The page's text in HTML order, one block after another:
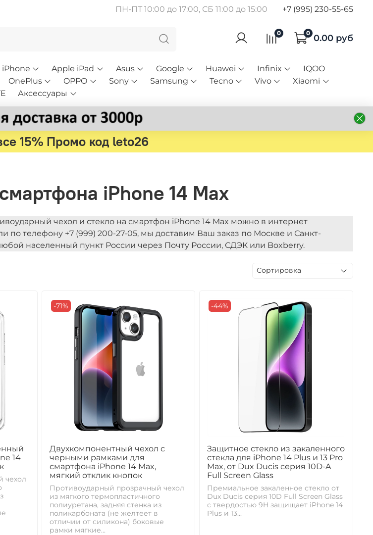
ПН-ПТ 10:00 до 17:00, СБ 11:00 до 15:00 +7 (995) 230-55-65
0 0 0.00 руб
iPhone Apple iPad Asus Google Huawei Infinix
IQOO
OnePlus OPPO Sony Samsung Tecno Vivo
Xiaomi
Аксессуары
15% Промо код leto26
iPhone 14 Max
чехол и стекло на смартфон iPhone 14 Max можно в интернет
по телефону +7 (999) 200-27-05, мы доставим Ваш заказ по Москве и Санкт-
населенный пункт России через Почту России, СДЭК или Boxberry.
14
чехол
-71%
Двухкомпонентный чехол с
черными рамками для
смартфона iPhone 14 Max,
мягкий отклик кнопок
Противоударный прозрачный чехол
из мягкого термопластичного
полиуретана, задняя стенка из
поликарбоната (не желтеет в
отличии от силикона) боковые
рамки мягкие...
-44%
Защитное стекло из закаленного
стекла для iPhone 14 Plus и 13 Pro
Max, от Dux Ducis серия 10D-A
Full Screen Glass
Премиальное закаленное стекло от
Dux Ducis серия 10D Full Screen Glass
с твердостью 9H защищает iPhone 14
Plus и 13...